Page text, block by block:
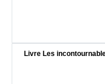
Livre Les